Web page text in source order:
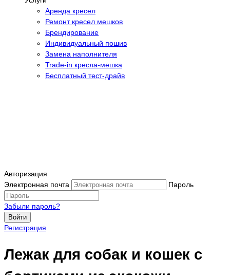
Аренда кресел
Ремонт кресел мешков
Брендирование
Индивидуальный пошив
Замена наполнителя
Trade-in кресла-мешка
Бесплатный тест-драйв
Авторизация
Электронная почта
Пароль
Забыли пароль?
Войти
Регистрация
Лежак для собак и кошек с